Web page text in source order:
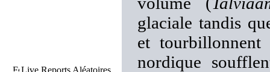
Live Reports Aléatoires
glaciale tandis
et
nordique